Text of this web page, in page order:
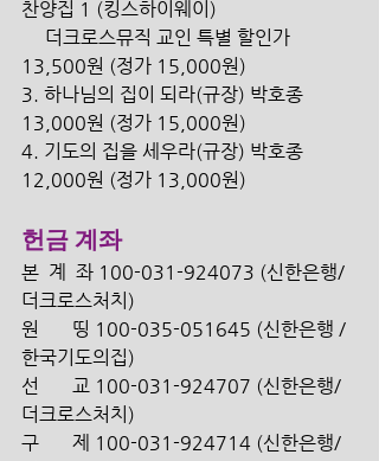
찬양집 1 (킹스하이웨이)
13,500원 (정가 15,000원)
3. 하나님의 집이 되라(규장) 박호종
13,000원 (정가 15,000원)
4. 기도의 집을 세우라(규장) 박호종
12,000원 (정가 13,000원)
헌금 계좌
본  계  좌 100-031-924073 (신한은행/
더크로스처치)
원       띵 100-035-051645 (신한은행 /
한국기도의집)
선       교 100-031-924707 (신한은행/
더크로스처치)
구       제 100-031-924714 (신한은행/